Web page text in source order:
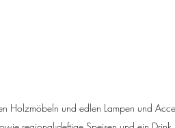
Holzmöbeln und edlen Lampen und